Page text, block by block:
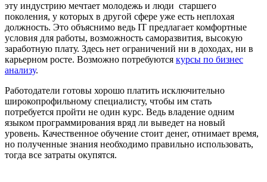
эту индустрию мечтает молодежь и люди старшего
поколения, у которых в другой сфере уже есть неплохая
должность. Это объяснимо ведь IT предлагает комфортные
условия для работы, возможность саморазвития, высокую
заработную плату. Здесь нет ограничений ни в доходах, ни в
карьерном росте. Возможно потребуются курсы по бизнес
анализу.
Работодатели готовы хорошо платить исключительно
широкопрофильному специалисту, чтобы им стать
потребуется пройти не один курс. Ведь владение одним
языком программирования вряд ли выведет на новый
уровень. Качественное обучение стоит денег, отнимает время,
но полученные знания необходимо правильно использовать,
тогда все затраты окупятся.